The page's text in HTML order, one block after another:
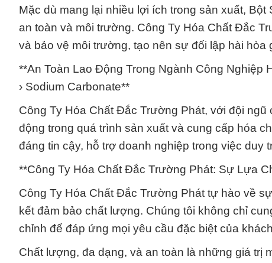
Mặc dù mang lại nhiều lợi ích trong sản xuất,
an toàn và môi trường. Công Ty Hóa Chất Đắc
và bảo vệ môi trường, tạo nên sự đối lập hài
**An Toàn Lao Động Trong Ngành Công Nghiệp
› Sodium Carbonate**
Công Ty Hóa Chất Đắc Trường Phát, với đội
động trong quá trình sản xuất và cung cấp hóa
đáng tin cậy, hỗ trợ doanh nghiệp trong việc duy
**Công Ty Hóa Chất Đắc Trường Phát: Sự Lựa
Công Ty Hóa Chất Đắc Trường Phát tự hào về
kết đảm bảo chất lượng. Chúng tôi không chỉ
chỉnh để đáp ứng mọi yêu cầu đặc biệt của
Chất lượng, đa dạng, và an toàn là những giá trị